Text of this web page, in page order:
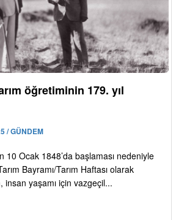
öğretiminin 179. yıl
/ GÜNDEM
10 Ocak 1848’da başlaması nedeniyle
Bayramı/Tarım Haftası olarak
insan yaşamı için vazgeçil...